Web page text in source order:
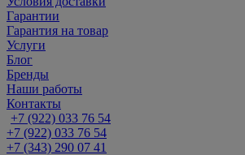
Гарантии
Гарантия на товар
Услуги
Блог
Бренды
Наши работы
Контакты
+7 (922) 033 76 54
+7 (922) 033 76 54
+7 (343) 290 07 41